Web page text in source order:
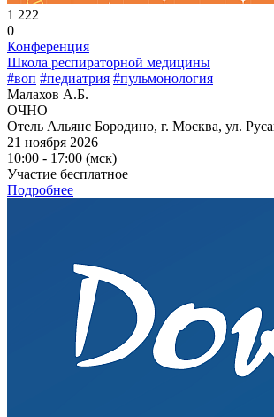
1 222
0
Конференция
Школа респираторной медицины
#воп #педиатрия #пульмонология
Малахов А.Б.
ОЧНО
Отель Альянс Бородино, г. Москва, ул.
21 ноября 2026
10:00 - 17:00 (мск)
Участие бесплатное
Подробнее